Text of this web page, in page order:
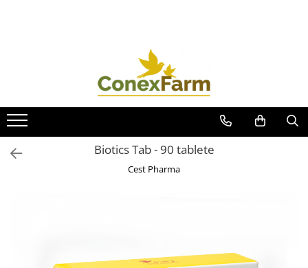
Hrănitori
Accesorii
Suplimente
Coșuri de transport
Biotics Tab - 90 tablete
Cest Pharma